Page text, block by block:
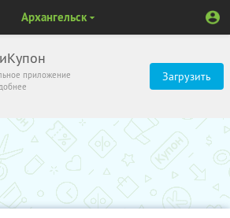
приложение
Загрузить
Архангельск